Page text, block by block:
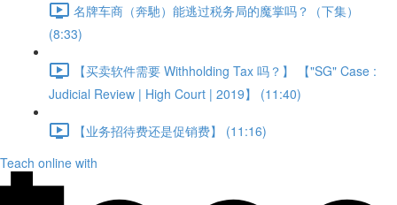
名牌车商（奔馳）能逃过税务局的魔掌吗？（下集）
(8:33)
【买卖软件需要 Withholding Tax 吗？】 【"SG" Case :
Judicial Review | High Court | 2019】 (11:40)
【业务招待费还是促销费】 (11:16)
Teach online with